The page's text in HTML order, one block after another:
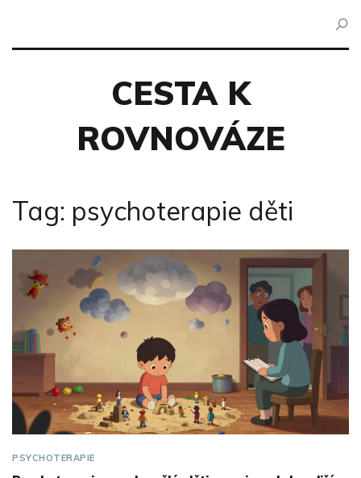
CESTA K
ROVNOVÁZE
Tag: psychoterapie děti
PSYCHOTERAPIE